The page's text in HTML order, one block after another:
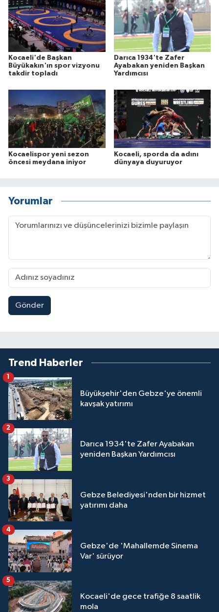
Kocaeli'de Başkan
Büyükakın'ın spor vizyonu
takdir topladı
Darıca 1934'te Zafer
Ayabakan yeniden Başkan
Yardımcısı
Kocaelispor yeni sezon
öncesi meydana iniyor
Kocaeli, sporda da adını
dünyaya duyuruyor
Yorumlar
Gönder
Trend Haberler
Büyükşehir'den Gebze'ye önemli
kavşak yatırımı
Darıca 1934'te Zafer Ayabakan
yeniden Başkan Yardımcısı
2
Gebze Belediyesi'nden bir hizmet
yatırımı daha
3
Gebze'de 'Mahallemde Sinema
Var' sürüyor
4
Kocaeli'de gece trafiğe 8 saatlik
mola
5